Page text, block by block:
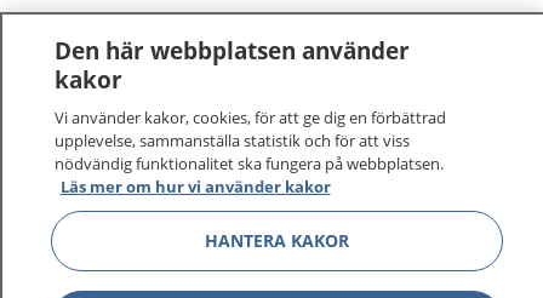
Den här webbplatsen använder
kakor
Vi använder kakor, cookies, för att ge dig en förbättrad
upplevelse, sammanställa statistik och för att viss
nödvändig funktionalitet ska fungera på webbplatsen.
Läs mer om hur vi använder kakor
HANTERA KAKOR